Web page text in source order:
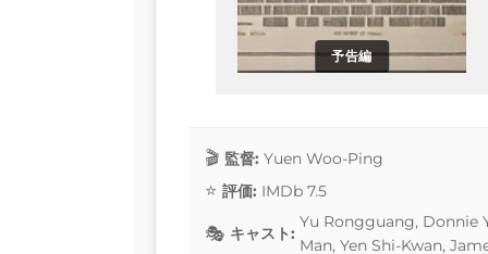
予告編
監督: Yuen Woo-Ping
評価: IMDb 7.5
キャスト:
Yu Rongguang, Donnie
Man, Yen Shi-Kwan,